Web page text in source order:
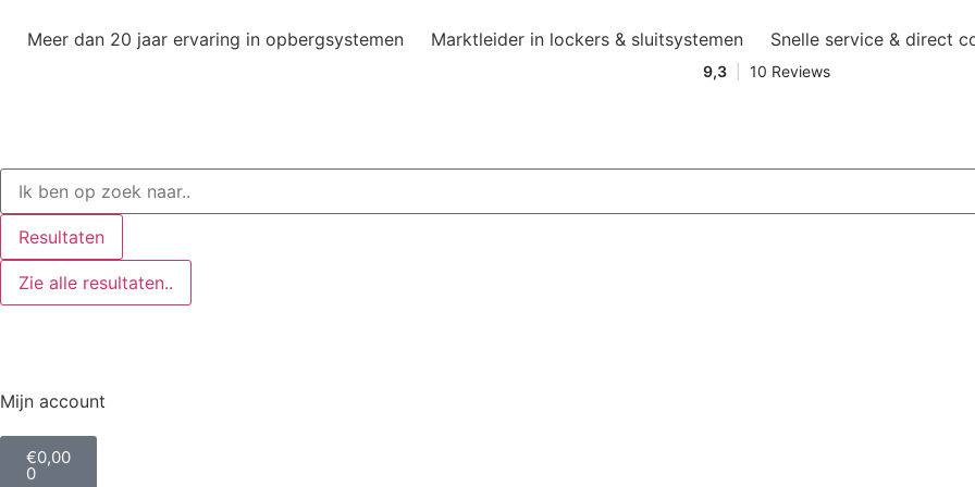
Meer dan 20 jaar ervaring in opbergsystemen Marktleider in lockers & sluitsystemen Snelle service & direct
Resultaten
Zie alle resultaten..
Mijn account
€0,00
0